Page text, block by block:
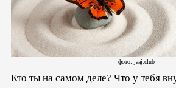
фото: jaaj.club
Кто ты на самом деле? Что у тебя